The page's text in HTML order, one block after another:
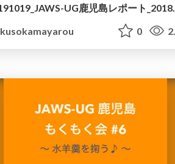
kusokamayarou
0